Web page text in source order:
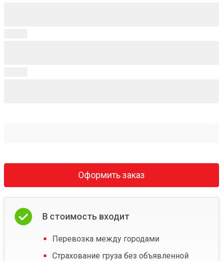
Оформить заказ
В стоимость входит
Перевозка между городами
Страхование груза без объявленной